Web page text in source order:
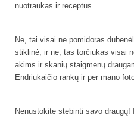
nuotraukas ir receptus.
Ne, tai visai ne pomidoras
stiklinė, ir ne, tas torčiukas visai
akims ir skanių staigmenų
Endriukaičio rankų ir per mano
Nenustokite stebinti savo draugų!